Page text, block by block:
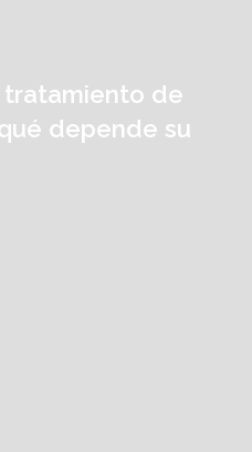
tratamiento de
depende su